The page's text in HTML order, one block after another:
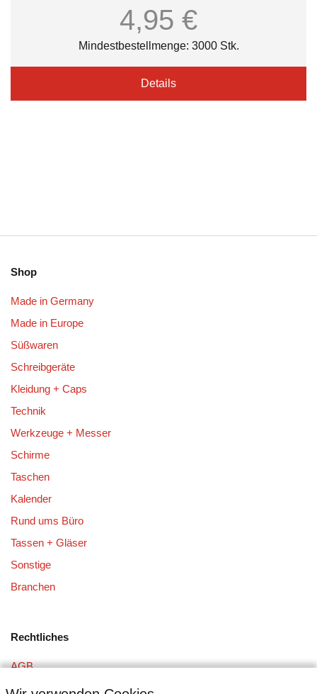
4,95 €
Mindestbestellmenge: 3000 Stk.
Details
Shop
Made in Germany
Made in Europe
Süßwaren
Schreibgeräte
Kleidung + Caps
Technik
Werkzeuge + Messer
Schirme
Taschen
Kalender
Rund ums Büro
Tassen + Gläser
Sonstige
Branchen
Rechtliches
AGB
Datenschutz